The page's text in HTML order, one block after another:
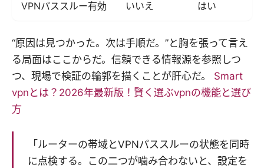
VPNパススルー有効 いいえ はい
“原因は見つかった。次は手順だ。”と胸を張って言え
る局面はここからだ。信頼できる情報源を参照しつ
つ、現場で検証の輪郭を描くことが肝心だ。 Smart
vpnとは？2026年最新版！賢く選ぶvpnの機能と選び
方
「ルーターの帯域とVPNパススルーの状態を同時
に点検する。この二つが噛み合わないと、設定を